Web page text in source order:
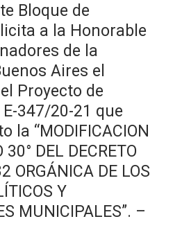
Bloque de
a la Honorable
de la
Aires el
Proyecto de
347/20-21 que
la “MODIFICACION
30° DEL DECRETO
ORGÁNICA DE LOS
Y
MUNICIPALES”. –